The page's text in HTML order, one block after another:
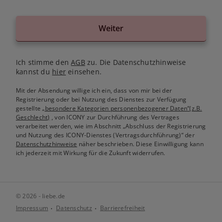
Weiter
Ich stimme denAGB zu. Die Datenschutzhinweise
kannst du hiereinsehen.
Mit der Absendung willige ich ein, dass von mir bei der
Registrierung oder bei Nutzung des Dienstes zur Verfügung
gestellte„besondere Kategorien personenbezogener Daten“(z.B.
Geschlecht) , von ICONY zur Durchführung des Vertrages
verarbeitet werden, wie im Abschnitt „Abschluss der Registrierung
und Nutzung des ICONY-Dienstes (Vertragsdurchführung)“ der
Datenschutzhinweise näher beschrieben. Diese Einwilligung kann
ich jederzeit mit Wirkung für die Zukunft widerrufen.
© 2026 - liebe.de
Impressum
Datenschutz Barrierefreiheit